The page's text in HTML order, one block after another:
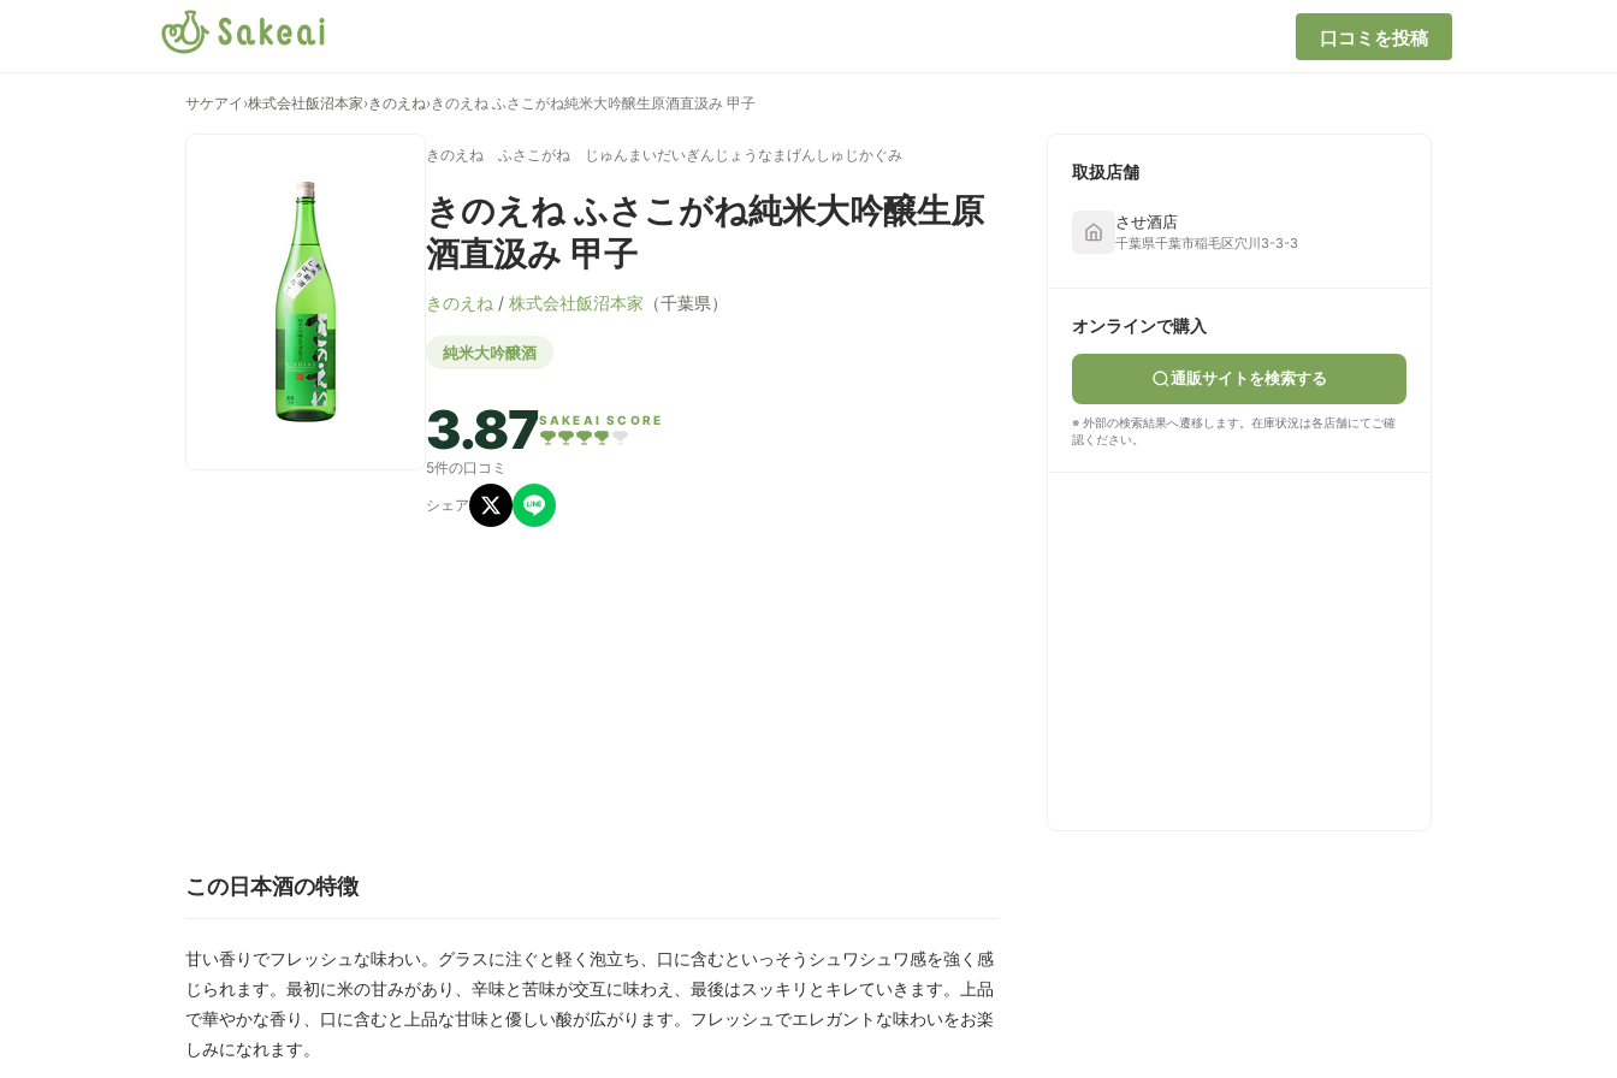
口コミを投稿
サケアイ ›株式会社飯沼本家›きのえね›きのえね ふさこがね純米大吟醸生原酒直汲み 甲子
きのえね ふさこがね じゅんまいだいぎんじょうなまげんしゅじかぐみ
きのえね ふさこがね純米大吟醸生原
酒直汲み 甲子
きのえね / 株式会社飯沼本家 （千葉県）
純米大吟醸酒
3.87SAKEAI SCORE
5件の口コミ
シェア
取扱店舗
させ酒店
千葉県千葉市稲毛区穴川3-3-3
オンラインで購入
通販サイトを検索する
※ 外部の検索結果へ遷移します。在庫状況は各店舗にてご確
認ください。
この日本酒の特徴
甘い香りでフレッシュな味わい。グラスに注ぐと軽く泡立ち、口に含むといっそうシュワシュワ感を強く感
じられます。最初に米の甘みがあり、辛味と苦味が交互に味わえ、最後はスッキリとキレていきます。上品
で華やかな香り、口に含むと上品な甘味と優しい酸が広がります。フレッシュでエレガントな味わいをお楽
しみになれます。